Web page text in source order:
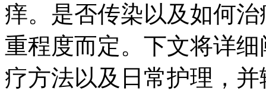
痒。是否传染以及如何
重程度而定。下文将详
疗方法以及日常护理，